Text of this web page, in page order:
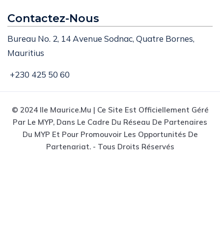
Contactez-Nous
Bureau No. 2, 14 Avenue Sodnac, Quatre Bornes,
Mauritius
+230 425 50 60
© 2024 Ile Maurice.mu | Ce Site Est Officiellement Géré
Par Le MYP, Dans Le Cadre Du Réseau De Partenaires
Du MYP Et Pour Promouvoir Les Opportunités De
Partenariat. - Tous Droits Réservés